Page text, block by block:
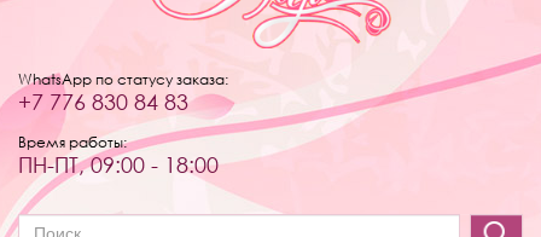
WhatsApp по статусу заказа:
+7 776 830 84 83
Время работы:
ПН-ПТ, 09:00 - 18:00